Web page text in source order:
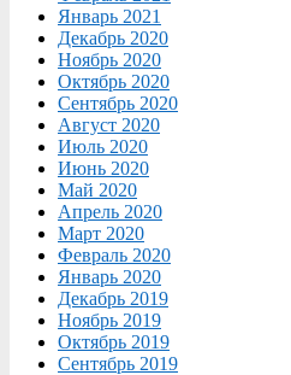
Январь 2021
Декабрь 2020
Ноябрь 2020
Октябрь 2020
Сентябрь 2020
Август 2020
Июль 2020
Июнь 2020
Май 2020
Апрель 2020
Март 2020
Февраль 2020
Январь 2020
Декабрь 2019
Ноябрь 2019
Октябрь 2019
Сентябрь 2019